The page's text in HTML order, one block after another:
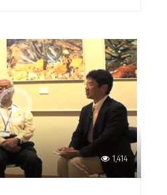
1,414